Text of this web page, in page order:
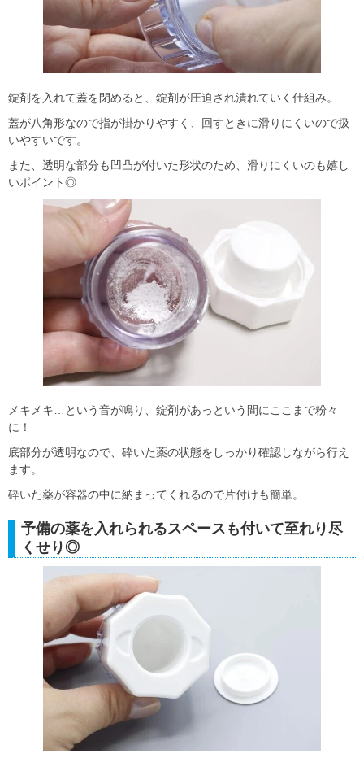
錠剤を入れて蓋を閉めると、錠剤が圧迫され潰れていく仕組み。
蓋が八角形なので指が掛かりやすく、回すときに滑りにくいので扱
いやすいです。
また、透明な部分も凹凸が付いた形状のため、滑りにくいのも嬉し
いポイント◎
メキメキ…という音が鳴り、錠剤があっという間にここまで粉々
に！
底部分が透明なので、砕いた薬の状態をしっかり確認しながら行え
ます。
砕いた薬が容器の中に納まってくれるので片付けも簡単。
予備の薬を入れられるスペースも付いて至れり尽
くせり◎